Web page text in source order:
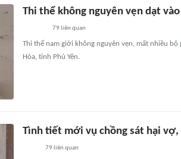
Thi thể không nguyên vẹn dạt
79 liên quan
Thi thể nam giới không nguyên vẹn, mất nhiều
Hòa, tỉnh Phú Yên.
Tình tiết mới vụ chồng sát hại
79 liên quan